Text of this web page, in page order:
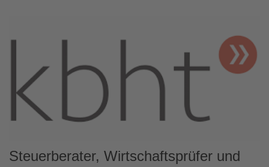
Steuerberater, Wirtschaftsprüfer und